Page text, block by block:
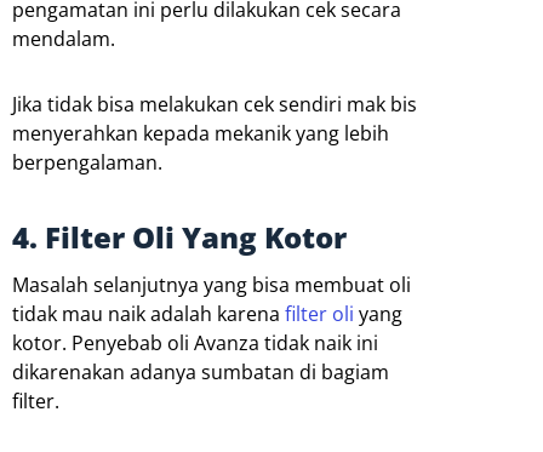
pengamatan ini perlu dilakukan cek secara
mendalam.
Jika tidak bisa melakukan cek sendiri mak bis
menyerahkan kepada mekanik yang lebih
berpengalaman.
4. Filter Oli Yang Kotor
Masalah selanjutnya yang bisa membuat oli
tidak mau naik adalah karena filter oli yang
kotor. Penyebab oli Avanza tidak naik ini
dikarenakan adanya sumbatan di bagiam
filter.